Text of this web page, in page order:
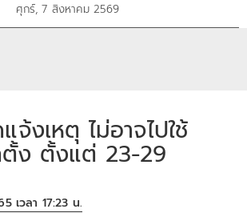
ศุกร์, 7 สิงหาคม 2569
จ้งเหตุ ไม่อาจไปใช้
ง ตั้งแต่ 23-29
เวลา 17:23 น.